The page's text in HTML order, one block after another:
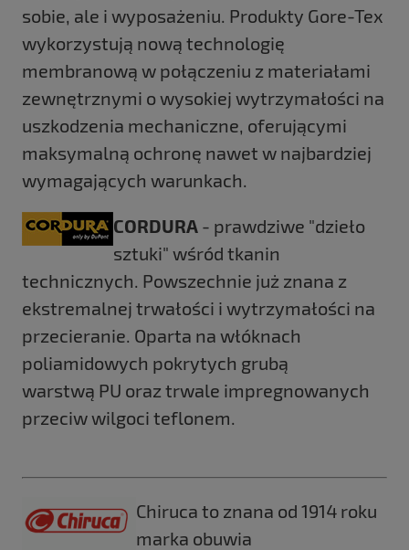
sobie, ale i wyposażeniu. Produkty Gore-Tex
wykorzystują nową technologię
membranową w połączeniu z materiałami
zewnętrznymi o wysokiej wytrzymałości na
uszkodzenia mechaniczne, oferującymi
maksymalną ochronę nawet w najbardziej
wymagających warunkach.
CORDURA - prawdziwe "dzieło
sztuki" wśród tkanin
technicznych. Powszechnie już znana z
ekstremalnej trwałości i wytrzymałości na
przecieranie. Oparta na włóknach
poliamidowych pokrytych grubą
warstwą PU oraz trwale impregnowanych
przeciw wilgoci teflonem.
Chiruca to znana od 1914 roku
marka obuwia